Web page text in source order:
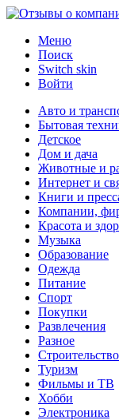
Меню
Поиск
Switch skin
Войти
Авто и
Бытовая
Детское
Дом и дача
Животные и
Интернет и
Книги и
Компании,
Красота и
Музыка
Образование
Одежда
Питание
Спорт
Покупки
Развлечения
Разное
Туризм
Фильмы и ТВ
Хобби
Электроника